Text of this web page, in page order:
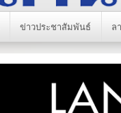
ข่าวประชาสัมพันธ์ ล